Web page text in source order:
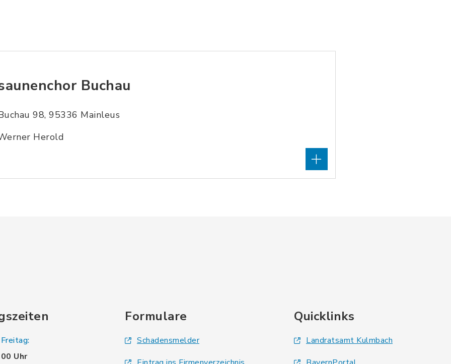
Buchau
98, 95336 Mainleus
Herold
Uhr
Formulare
Schadensmelder
Quicklinks
Landratsamt Kulmbach